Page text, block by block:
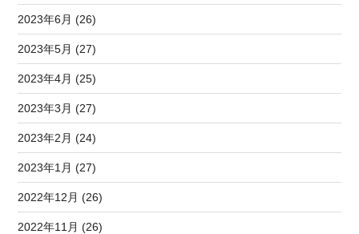
2023年6月 (26)
2023年5月 (27)
2023年4月 (25)
2023年3月 (27)
2023年2月 (24)
2023年1月 (27)
2022年12月 (26)
2022年11月 (26)